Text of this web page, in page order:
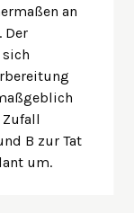
an
Der
B zur Tat
um.